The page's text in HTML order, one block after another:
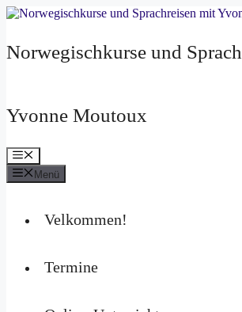
Zum
Norwegischkurse und
Yvonne Moutoux
Menü
Menü
Velkommen!
Termine